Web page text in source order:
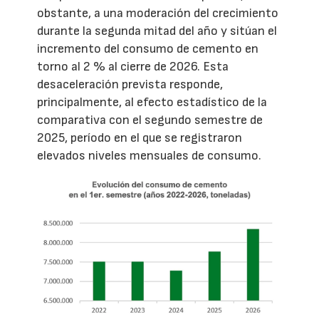
obstante, a una moderación del crecimiento
durante la segunda mitad del año y sitúan el
incremento del consumo de cemento en
torno al 2 % al cierre de 2026. Esta
desaceleración prevista responde,
principalmente, al efecto estadístico de la
comparativa con el segundo semestre de
2025, período en el que se registraron
elevados niveles mensuales de consumo.